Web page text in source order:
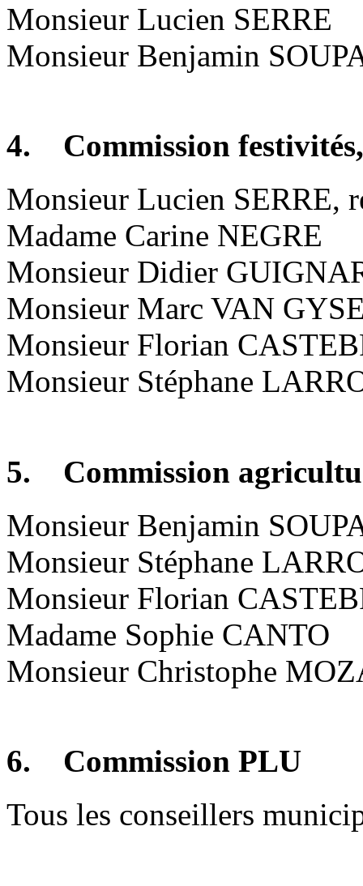
Monsieur Lucien SERRE
Monsieur Benjamin
4. Commission
Monsieur Lucien SERRE,
Madame Carine NEGRE
Monsieur Didier
Monsieur Marc VAN
Monsieur Florian
Monsieur Stéphane
5. Commission
Monsieur Benjamin
Monsieur Stéphane
Monsieur Florian
Madame Sophie CANTO
Monsieur Christophe
6. Commission PLU
Tous les conseillers